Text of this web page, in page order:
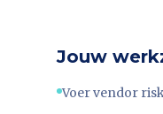
Jouw
Voer vendor